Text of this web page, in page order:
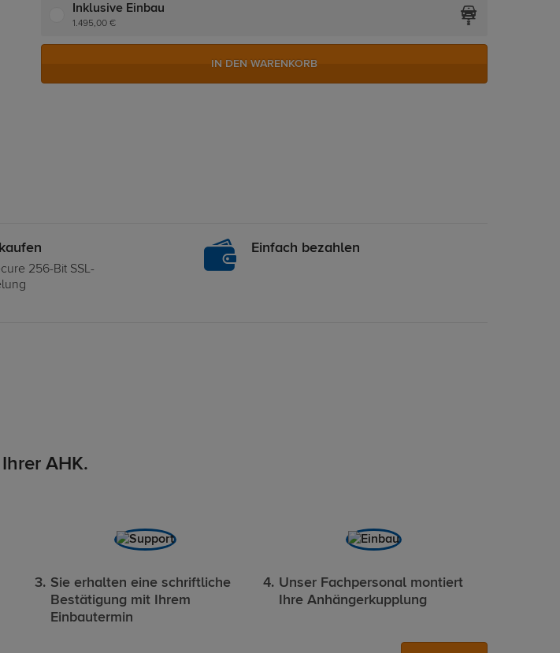
Inklusive Einbau
1.495,00 €
IN DEN WARENKORB
256-Bit SSL-
Einfach bezahlen
AHK.
Sie erhalten eine schriftliche
Bestätigung mit Ihrem
Einbautermin
Unser Fachpersonal montiert
Ihre Anhängerkupplung